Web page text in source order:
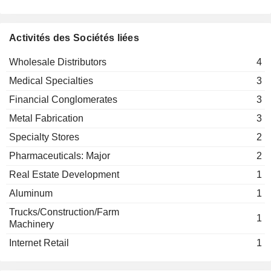
Activités des Sociétés liées
Wholesale Distributors
4
Medical Specialties
3
Financial Conglomerates
3
Metal Fabrication
3
Specialty Stores
2
Pharmaceuticals: Major
2
Real Estate Development
1
Aluminum
1
Trucks/Construction/Farm
Machinery
1
Internet Retail 1